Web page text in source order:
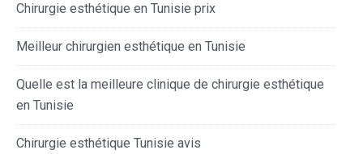
Chirurgie esthétique en Tunisie prix
Meilleur chirurgien esthétique en Tunisie
Quelle est la meilleure clinique de chirurgie esthétique
en Tunisie
Chirurgie esthétique Tunisie avis